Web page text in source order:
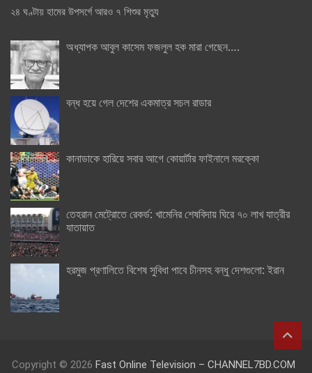
২৪ ঘণ্টায় হামের উপসর্গে আরও ৭ শিশুর মৃত্যু
অধ্যাপক আবুল কাসেম ফজলুল হক মারা গেছেন….
বন্ধ হয়ে গেল দেশের একমাত্র সচল রাডার
কানাডাকে হারিয়ে সবার আগে কোয়ার্টার ফাইনালে মরক্কো
তেহরান মেট্রোতে রেকর্ড: খামেনির শেষবিদায় ঘিরে ৭০ লাখ যাত্রীর
যাতায়াত
হরমুজ প্রণালিতে বিশেষ সুবিধা পাবে চীনসহ বন্ধু দেশগুলো: ইরান
Copyright © 2026 Fast Online Television – CHANNEL7BD.COM